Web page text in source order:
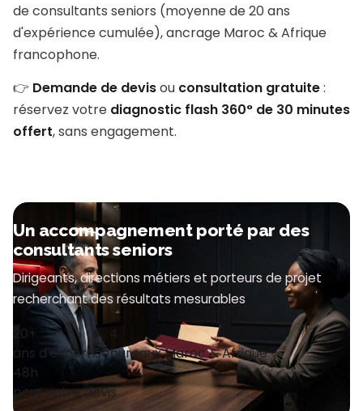
de consultants seniors (moyenne de 20 ans
d'expérience cumulée), ancrage Maroc & Afrique
francophone.
👉 Demande de devisou consultation gratuite:
réservez votre diagnostic flash 360° de 30 minutes
offert, sans engagement.
Un accompagnement porté par des
consultants seniors
Dirigeants, directions métiers et porteurs de projet
recherchant des résultats mesurables
20+
ans d'expertise
4
bureaux Maroc & Afrique
48h
pour votre devis